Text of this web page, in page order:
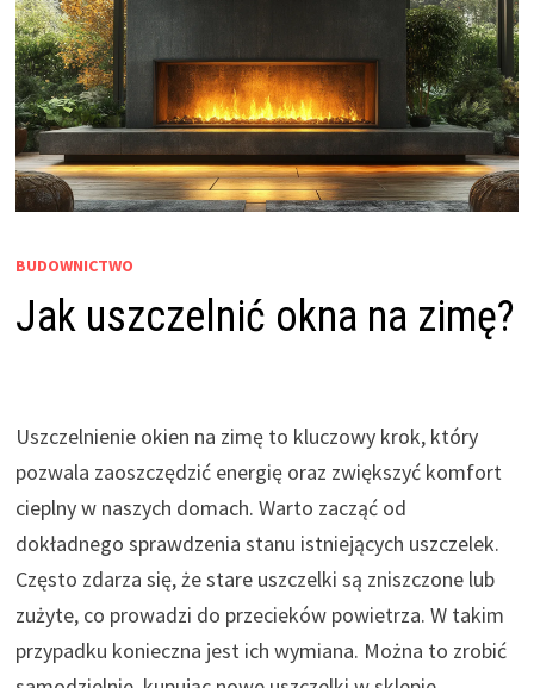
BUDOWNICTWO
Jak uszczelnić okna na zimę?
Uszczelnienie okien na zimę to kluczowy krok, który
pozwala zaoszczędzić energię oraz zwiększyć komfort
cieplny w naszych domach. Warto zacząć od
dokładnego sprawdzenia stanu istniejących uszczelek.
Często zdarza się, że stare uszczelki są zniszczone lub
zużyte, co prowadzi do przecieków powietrza. W takim
przypadku konieczna jest ich wymiana. Można to zrobić